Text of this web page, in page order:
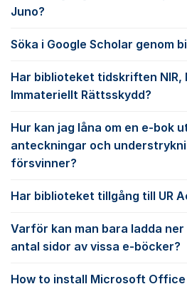
Juno?
Söka i Google Scholar genom
Har biblioteket tidskriften NIR,
Immateriellt Rättsskydd?
Hur kan jag låna om en e-bok
anteckningar och
försvinner?
Har biblioteket tillgång till UR
Varför kan man bara ladda
antal sidor av vissa e-böcker?
How to install Microsoft